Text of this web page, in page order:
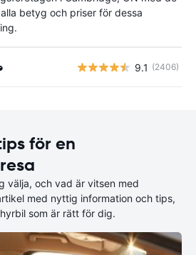
betyg och priser för dessa
9.1 (2406)
för en
välja, och vad är vitsen med
med nyttig information och tips,
som är rätt för dig.